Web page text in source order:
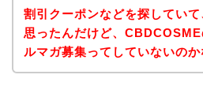
割引クーポンなどを探していて
思ったんだけど、CBDCOSME
ルマガ募集ってしていないのか